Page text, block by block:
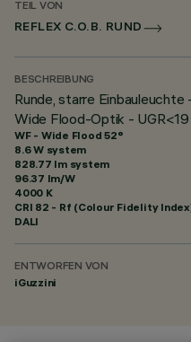
TEIL VON
REFLEX C.O.B. RUND
BESCHREIBUNG
Runde, starre
Wide Flood-Optik - UGR<19
WF - Wide Flood 52°
8.6 W system
828.77 lm system
96.37 lm/W
4000 K
CRI 82 - Rf (Colour Fidelity
DALI
ENTWORFEN VON
iGuzzini